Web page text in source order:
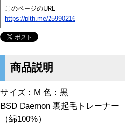
このページのURL
https://plth.me/25990216
商品説明
サイズ：M 色：黒
BSD Daemon 裏起毛トレーナー
（綿100%）